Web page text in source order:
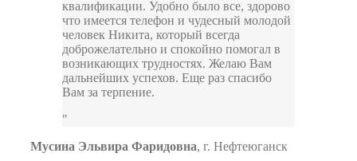
квалификации. Удобно было все, здорово
что имеется телефон и чудесный молодой
человек Никита, который всегда
доброжелательно и спокойно помогал в
возникающих трудностях. Желаю Вам
дальнейших успехов. Еще раз спасибо
Вам за терпение.
Мусина Эльвира Фаридовна, г. Нефтеюганск